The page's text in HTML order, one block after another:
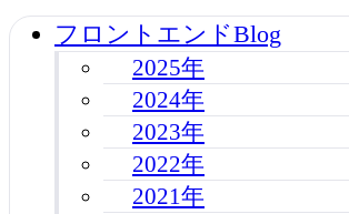
フロントエンドBlog
2025年
2024年
2023年
2022年
2021年